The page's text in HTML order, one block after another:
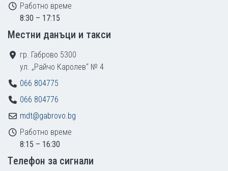
Работно време
8:30 – 17:15
Местни данъци и такси
гр. Габрово 5300
ул. „Райчо Каролев“ № 4
066 804775
066 804776
mdt@gabrovo.bg
Работно време
8:15 – 16:30
Tелефон за сигнали